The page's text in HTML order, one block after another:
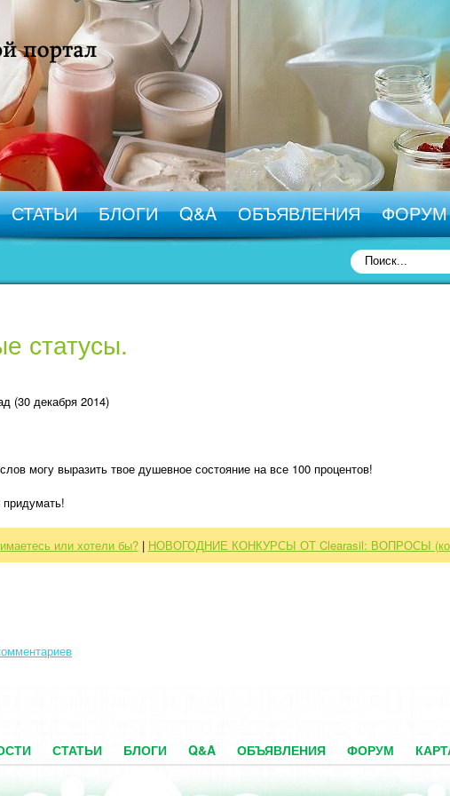
СТАТЬИ БЛОГИ Q&A ОБЪЯВЛЕНИЯ ФОРУМ
статусы.
(30 декабря 2014)
могу выразить твое душевное состояние на все 100 процентов!
или хотели бы?| НОВОГОДНИЕ КОНКУРСЫ ОТ Clearasil: ВОПРОСЫ
СТАТЬИ БЛОГИ Q&A ОБЪЯВЛЕНИЯ ФОРУМ